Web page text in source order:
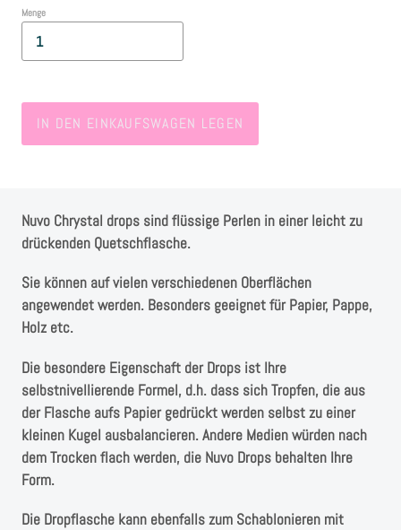
Maritim/Sommer
Instagram
Kranzliebe
Menge
IN DEN EINKAUFSWAGEN LEGEN
Nuvo Chrystal drops sind flüssige Perlen in einer leicht zu
drückenden Quetschflasche.
Sie können auf vielen verschiedenen Oberflächen
angewendet werden. Besonders geeignet für Papier, Pappe,
Holz etc.
Die besondere Eigenschaft der Drops ist Ihre
selbstnivellierende Formel, d.h. dass sich Tropfen, die aus
der Flasche aufs Papier gedrückt werden selbst zu einer
kleinen Kugel ausbalancieren. Andere Medien würden nach
dem Trocken flach werden, die Nuvo Drops behalten Ihre
Form.
Die Dropflasche kann ebenfalls zum Schablonieren mit